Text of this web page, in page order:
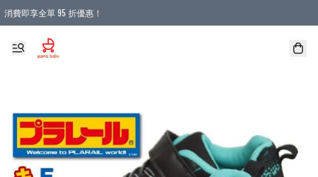
消費即享全單 95 折優惠！
購物滿 HKD 900.00即享免運費優惠！（適用於 本地送貨、本地取貨 )